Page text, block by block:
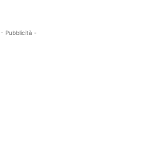
- Pubblicità -